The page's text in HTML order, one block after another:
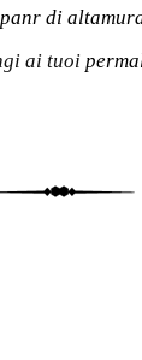
panr di
ai tuoi